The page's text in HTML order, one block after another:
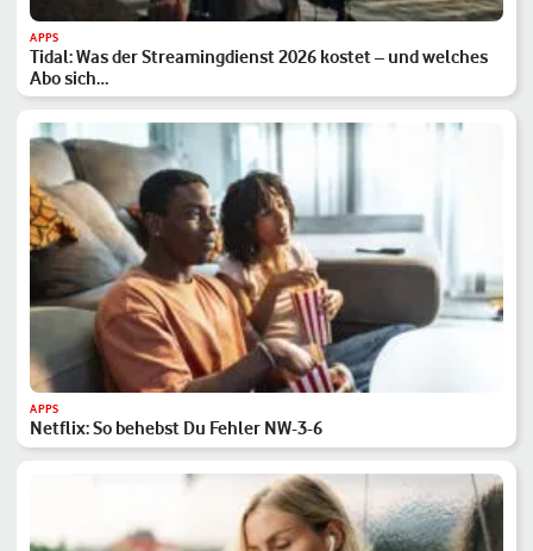
APPS
Tidal: Was der Streamingdienst 2026 kostet – und welches
Abo sich…
APPS
Netflix: So behebst Du Fehler NW-3-6